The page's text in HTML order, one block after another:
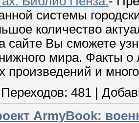
системы
количество
сайте Вы сможете
мира. Факты о
произведений и
Переходов: 481
ArmyBook: